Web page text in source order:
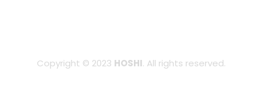
Copyright © 2023 HOSHI. All rights reserved.